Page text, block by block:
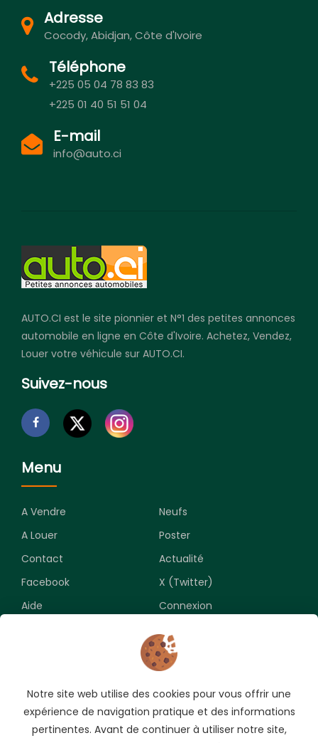
Adresse
Cocody, Abidjan, Côte d'Ivoire
Téléphone
+225 05 04 78 83 83
+225 01 40 51 51 04
E-mail
info@auto.ci
AUTO.CI est le site pionnier et N°1 des petites annonces
automobile en ligne en Côte d'Ivoire. Achetez, Vendez,
Louer votre véhicule sur AUTO.CI.
Suivez-nous
Menu
A Vendre
Neufs
A Louer
Poster
Contact
Actualité
Facebook
X (Twitter)
Aide
Connexion
Souscrivez pour recevoir les meilleures opportunités.
Notre site web utilise des cookies pour vous offrir une
expérience de navigation pratique et des informations
pertinentes. Avant de continuer à utiliser notre site,